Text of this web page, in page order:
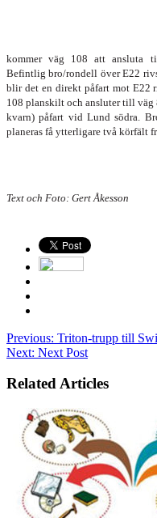
kommer väg 108 att ansluta
Befintlig bro/rondell över E22
blir det en direkt påfart mot E22
108 planskilt och ansluter till väg
kvarn) påfart vid Lund södra.
planeras få ytterligare två körfält
Text och Foto: Gert Åkesson
Previous: Triton-trupp till
Next: Next Post
Related Articles